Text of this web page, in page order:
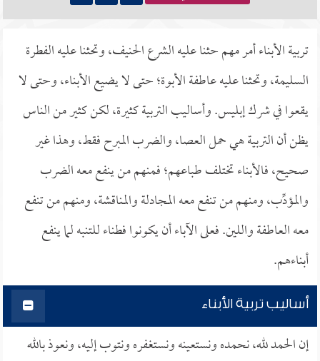
تربية الأبناء أمر مهم حثنا عليه الشرع الحنيف، وتحثنا عليه الفطرة
السليمة، وتحثنا عليه عاطفة الأبوة؛ حتى لا يضيع الأبناء، وحتى لا
يقعوا في شرك إبليس. وأساليب التربية كثيرة، لكن كثير من الناس
يظن أن التربية هي حمل العصا، والضرب المبرح فقط، وهذا غير
صحيح، فالأبناء تختلف طباعهم؛ فمنهم من ينفع معه الضرب
والمؤدِّب، ومنهم من تنفع معه المجادلة والمناقشة، ومنهم من تنفع
معه العاطفة واللين. فعلى الآباء أن يكونوا فطناء للتنبه لما ينفع
أبناءهم.
أساليب تربية الأبناء
إن الحمد لله، نحمده ونستعينه ونستغفره ونتوب إليه، ونعوذ بالله